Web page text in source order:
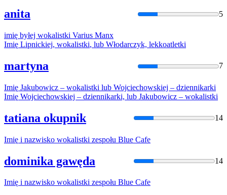
anita 5
imię byłej wokalistki Varius Manx
Imię Lipnickiej, wokalistki, lub Włodarczyk, lekkoatletki
martyna 7
Imię Jakubowicz – wokalistki lub Wojciechowskiej – dziennikarki
Imię Wojciechowskiej – dziennikarki, lub Jakubowicz – wokalistki
tatiana okupnik 14
Imię i nazwisko wokalistki zespołu Blue Cafe
dominika gawęda 14
Imię i nazwisko wokalistki zespołu Blue Cafe